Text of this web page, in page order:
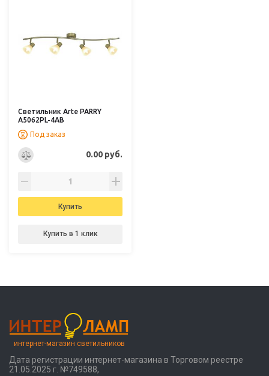
Светильник Arte PARRY
A5062PL-4AB
Под заказ
0.00 руб.
Купить
Купить в 1 клик
интернет-магазин светильников
Дата регистрации интернет-магазина в Торговом реестре
21.05.2025 г. №749588,